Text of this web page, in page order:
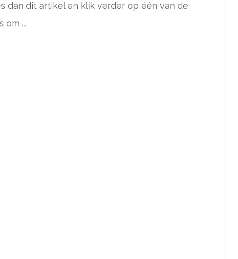
dan dit artikel en klik verder op één van de
om ...